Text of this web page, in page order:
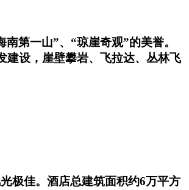
第一山”、“琼崖奇观”的美誉。
建设，崖壁攀岩、飞拉达、丛林飞
极佳。酒店总建筑面积约6万平方